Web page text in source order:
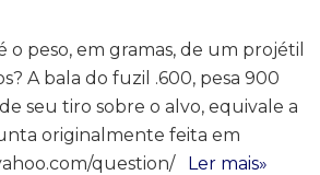
o peso, em gramas, de um projétil
A bala do fuzil .600, pesa 900
seu tiro sobre o alvo, equivale a
originalmente feita em
question/ Ler mais»